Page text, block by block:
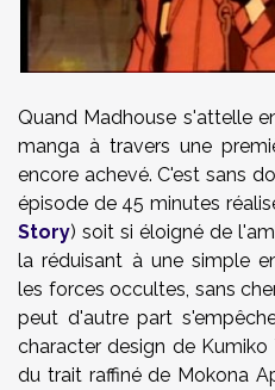
Quand Madhouse s'attelle
manga à travers une
encore achevé. C'est sans
épisode de 45 minutes
Story) soit si éloigné de
la réduisant à une simple
les forces occultes, sans
peut d'autre part
character design de Kumiko
du trait raffiné de Mokona